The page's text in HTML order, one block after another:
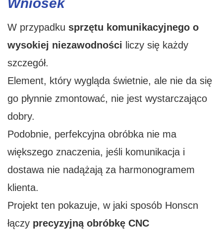
Wniosek
W przypadku sprzętu komunikacyjnego o
wysokiej niezawodności liczy się każdy
szczegół.
Element, który wygląda świetnie, ale nie da się
go płynnie zmontować, nie jest wystarczająco
dobry.
Podobnie, perfekcyjna obróbka nie ma
większego znaczenia, jeśli komunikacja i
dostawa nie nadążają za harmonogramem
klienta.
Projekt ten pokazuje, w jaki sposób Honscn
łączy precyzyjną obróbkę CNC